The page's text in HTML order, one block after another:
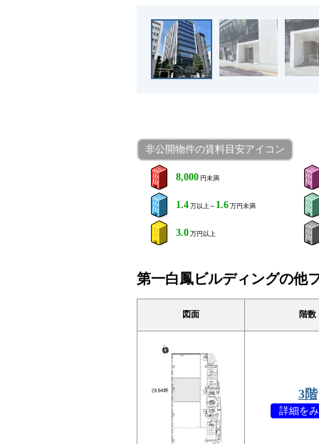
非公開物件の賃料目安アイコン
8,000 円未満
1.4 万以上～ 1.6 万円未満
3.0 万円以上
第一白鳳ビルディングの他
図面 階数
3階
詳細を